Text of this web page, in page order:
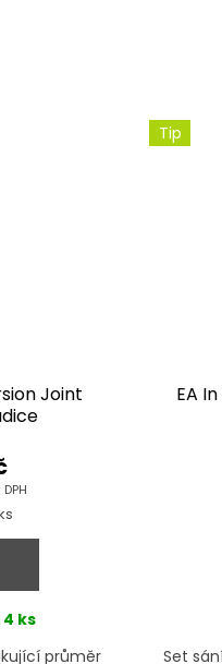
Joint
4 ks
průměr
Tip
EA
Set